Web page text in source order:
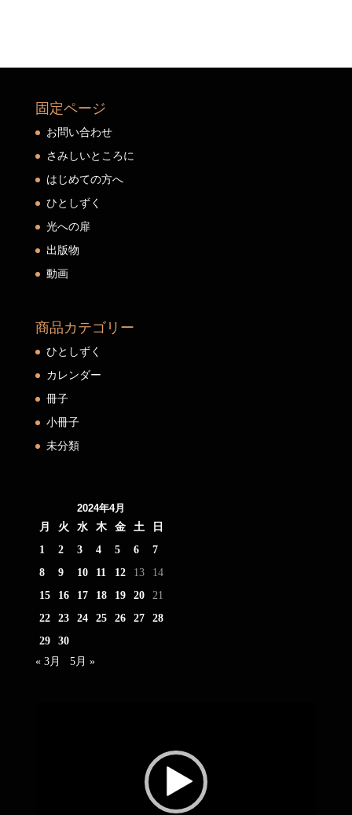
固定ページ
お問い合わせ
さみしいところに
はじめての方へ
ひとしずく
光への扉
出版物
動画
商品カテゴリー
ひとしずく
カレンダー
冊子
小冊子
未分類
2024年4月
月
火 水 木 金 土
日
1
2 3 4 5 6
7
8
9 10 11 12 13
14
15
16 17 18 19 20
21
22
23 24 25 26 27
28
29
30
« 3月
5月 »